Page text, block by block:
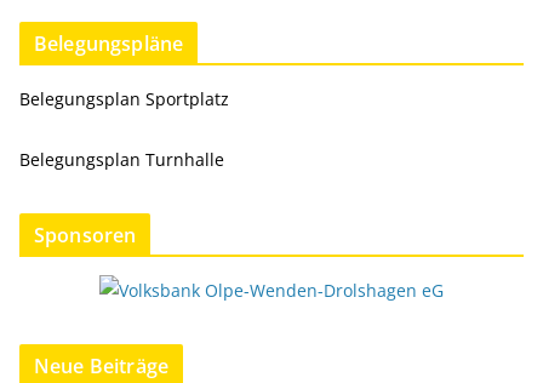
Belegungspläne
Belegungsplan Sportplatz
Belegungsplan Turnhalle
Sponsoren
Neue Beiträge